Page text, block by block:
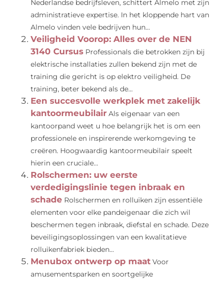
Nederlandse bedrijfsleven, schittert Almelo met zijn
administratieve expertise. In het kloppende hart van
Almelo vinden vele bedrijven hun...
Veiligheid Voorop: Alles over de NEN
3140 Cursus Professionals die betrokken zijn bij
elektrische installaties zullen bekend zijn met de
training die gericht is op elektro veiligheid. De
training, beter bekend als de...
Een succesvolle werkplek met zakelijk
kantoormeubilair Als eigenaar van een
kantoorpand weet u hoe belangrijk het is om een
professionele en inspirerende werkomgeving te
creëren. Hoogwaardig kantoormeubilair speelt
hierin een cruciale...
Rolschermen: uw eerste
verdedigingslinie tegen inbraak en
schade Rolschermen en rolluiken zijn essentiële
elementen voor elke pandeigenaar die zich wil
beschermen tegen inbraak, diefstal en schade. Deze
beveiligingsoplossingen van een kwalitatieve
rolluikenfabriek bieden...
Menubox ontwerp op maat Voor
amusementsparken en soortgelijke